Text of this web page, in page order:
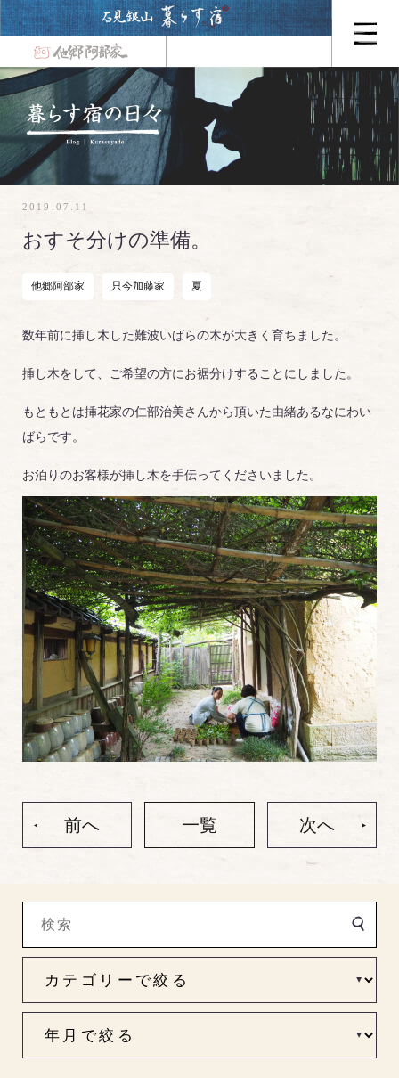
2019.07.11
おすそ分けの準備。
他郷阿部家 只今加藤家 夏
数年前に挿し木した難波いばらの木が大きく育ちました。
挿し木をして、ご希望の方にお裾分けすることにしました。
もともとは挿花家の仁部治美さんから頂いた由緒あるなにわい
ばらです。
お泊りのお客様が挿し木を手伝ってくださいました。
前へ 一覧 次へ